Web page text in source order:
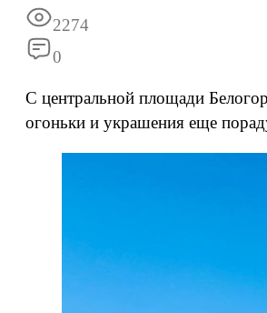
Информация
2274
0
С центральной площади
огоньки и украшения еще